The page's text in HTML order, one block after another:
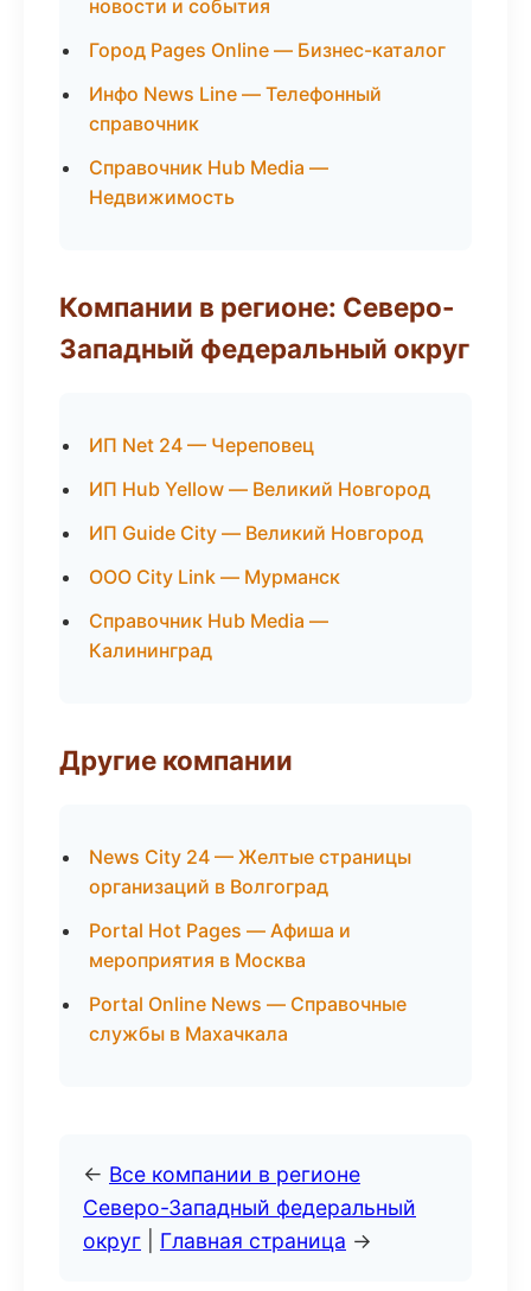
новости и события
Город Pages Online — Бизнес-каталог
Инфо News Line — Телефонный
справочник
Справочник Hub Media —
Недвижимость
Компании в регионе: Северо-
Западный федеральный округ
ИП Net 24 — Череповец
ИП Hub Yellow — Великий Новгород
ИП Guide City — Великий Новгород
ООО City Link — Мурманск
Справочник Hub Media —
Калининград
Другие компании
News City 24 — Желтые страницы
организаций в Волгоград
Portal Hot Pages — Афиша и
мероприятия в Москва
Portal Online News — Справочные
службы в Махачкала
← Все компании в регионе
Северо-Западный федеральный
округ
Главная страница →